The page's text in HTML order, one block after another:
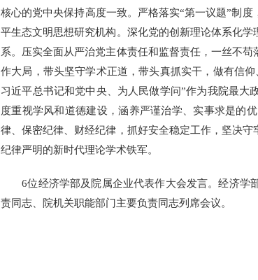
核心的党中央保持高度一致。严格落实“第一议题”制度
平生态文明思想研究机构 。深化党的创新理论体系化
系。压实全面从严治党主体责任和监督责任，一丝不
作大局，带头坚守学术正道，带头真抓实干，做有信
习近平总书记和党中央 、为人民做学问”作为我院最
度重视学风和道德建设，涵养严谨治学、实事求是的
律、保密纪律、财经纪律，抓好安全稳定工作，坚决
纪律严明的新时代理论学术铁军。
6位经济学部及院属企业代表作大会发言。经济学
责同志、院机关职能部门主要负责同志列席会议。